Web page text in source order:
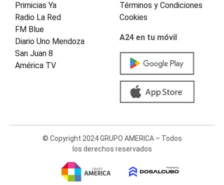
Primicias Ya
Radio La Red
FM Blue
Diario Uno Mendoza
San Juan 8
América TV
Términos y Condiciones
Cookies
A24 en tu móvil
© Copyright 2024 GRUPO AMERICA – Todos
los derechos reservados